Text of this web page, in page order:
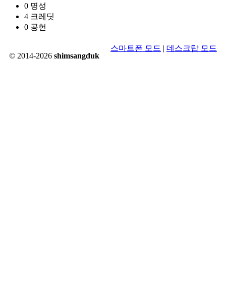
0 명성
4 크레딧
0 공헌
© 2014-2026 shimsangduk
스마트폰 모드 | 데스크탑 모드